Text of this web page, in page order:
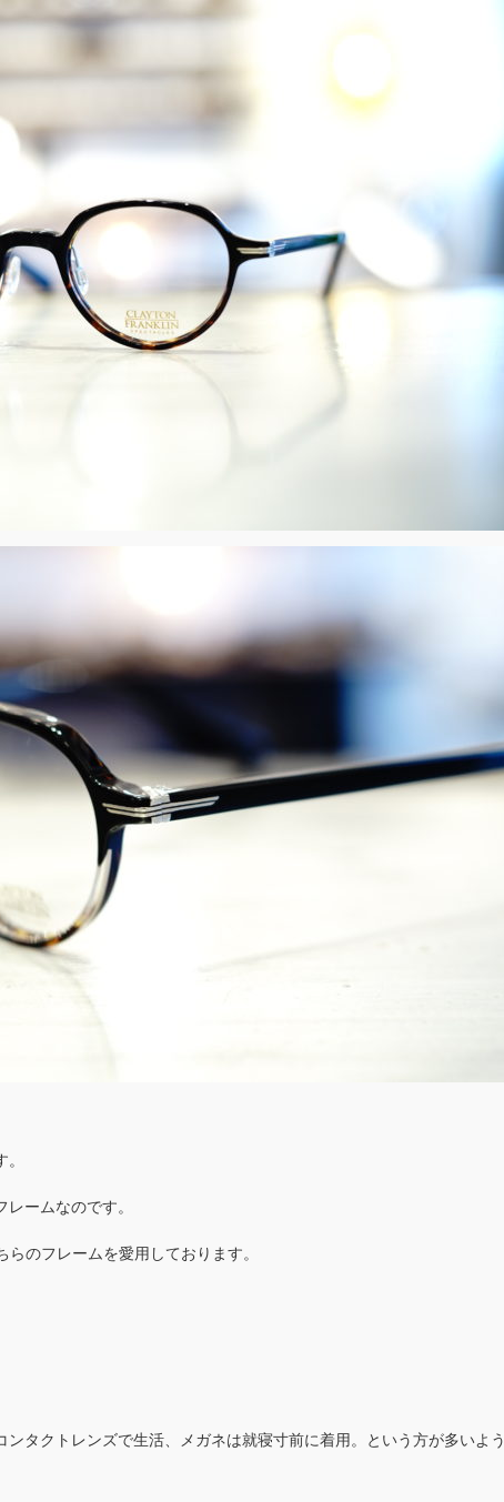
ームなのです。
のフレームを愛用しております。
タクトレンズで生活、メガネは就寝寸前に着用。という方が多いよう